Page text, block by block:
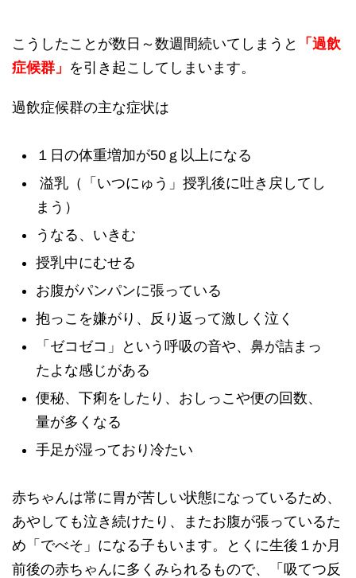
こうしたことが数日～数週間続いてしまうと
「過飲
症候群」 を引き起こしてしまいます。
過飲症候群の主な症状は
１日の体重増加が50ｇ以上になる
溢乳（「いつにゅう」授乳後に吐き戻してし
まう）
うなる、いきむ
授乳中にむせる
お腹がパンパンに張っている
抱っこを嫌がり、反り返って激しく泣く
「ゼコゼコ」という呼吸の音や、鼻が詰まっ
たよな感じがある
便秘、下痢をしたり、おしっこや便の回数、
量が多くなる
手足が湿っており冷たい
赤ちゃんは常に胃が苦しい状態になっているため、
あやしても泣き続けたり、またお腹が張っているた
め「でべそ」になる子もいます。とくに生後１か月
前後の赤ちゃんに多くみられるもので、「吸てつ反